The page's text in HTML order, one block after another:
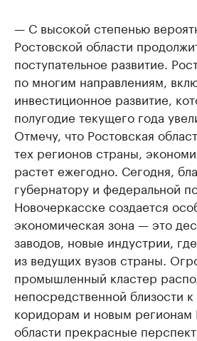
— С высокой степенью
Ростовской области
поступательное развитие.
по многим направлениям,
инвестиционное развитие,
полугодие текущего года
Отмечу, что Ростовская
тех регионов страны,
растет ежегодно. Сегодня,
губернатору и федеральной
Новочеркасске создается
экономическая зона — это
заводов, новые индустрии,
из ведущих вузов страны.
промышленный кластер
непосредственной близости
коридорам и новым регионам
области прекрасные